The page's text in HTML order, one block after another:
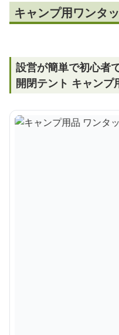
キャンプ用ワンタ
設営が簡単で初心者
開閉テント キャンプ